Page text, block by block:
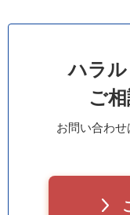
ハラ
ご
お問い合わせ